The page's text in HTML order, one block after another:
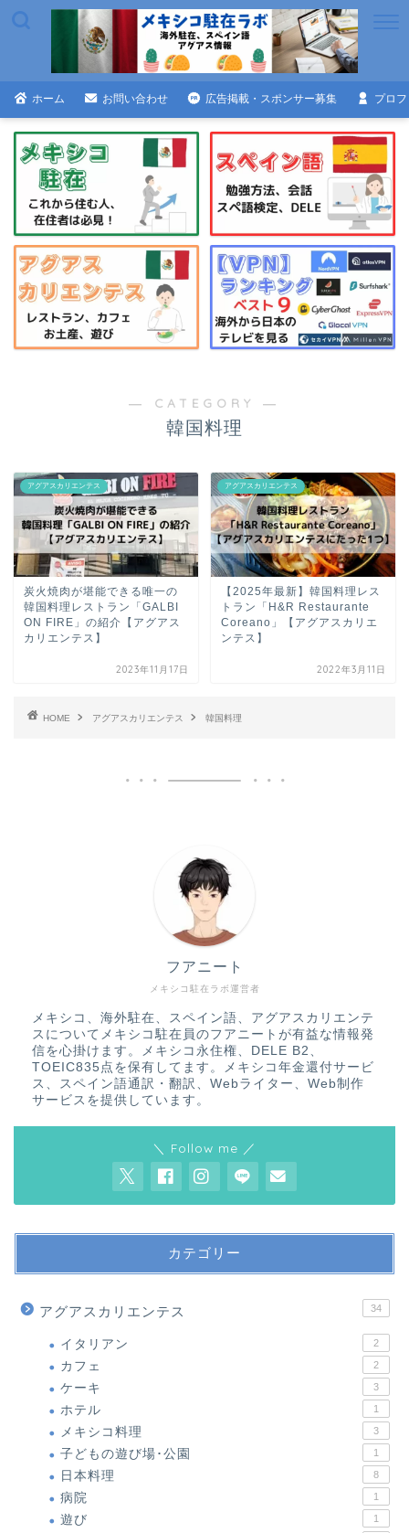
ホーム お問い合わせ 広告掲載・スポンサー募集 プロ
― CATEGORY ―
韓国料理
アグアスカリエンテス
炭火焼肉が堪能できる唯一の
韓国料理レストラン「GALBI
ON FIRE」の紹介【アグアス
カリエンテス】
2023年11月17日
アグアスカリエンテス
【2025年最新】韓国料理レス
トラン「H&R Restaurante
Coreano」【アグアスカリエ
ンテス】
2022年3月11日
HOME アグアスカリエンテス 韓国料理
メキシコ駐在ラボ運営者
フアニート
メキシコ、海外駐在、スペイン語、アグアスカリエンテ
スについてメキシコ駐在員のフアニートが有益な情報発
信を心掛けます。メキシコ永住権、DELE B2、
TOEIC835点を保有してます。メキシコ年金還付サービ
ス、スペイン語通訳・翻訳、Webライター、Web制作
サービスを提供しています。
＼ Follow me ／
カテゴリー
アグアスカリエンテス 34
イタリアン 2
カフェ 2
ケーキ 3
ホテル 1
メキシコ料理 3
子どもの遊び場･公園 1
日本料理 8
病院 1
遊び 1